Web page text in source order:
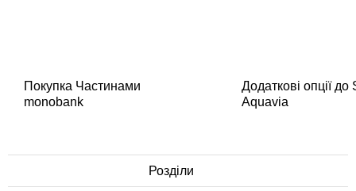
Покупка Частинами
monobank
Додаткові опції
Aquavia
Розділи